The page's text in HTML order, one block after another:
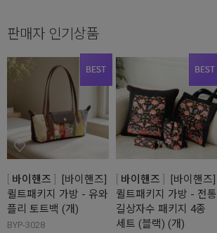
판매자 인기상품
바이핸즈
[바이핸즈]
퀼트패키지 가방 - 유와
플리 토트백 (개)
BYP-3028
바이핸즈
[바이핸즈]
퀼트패키지 가방 - 전통
길상자수 패키지 4종
세트 (블랙) (개)